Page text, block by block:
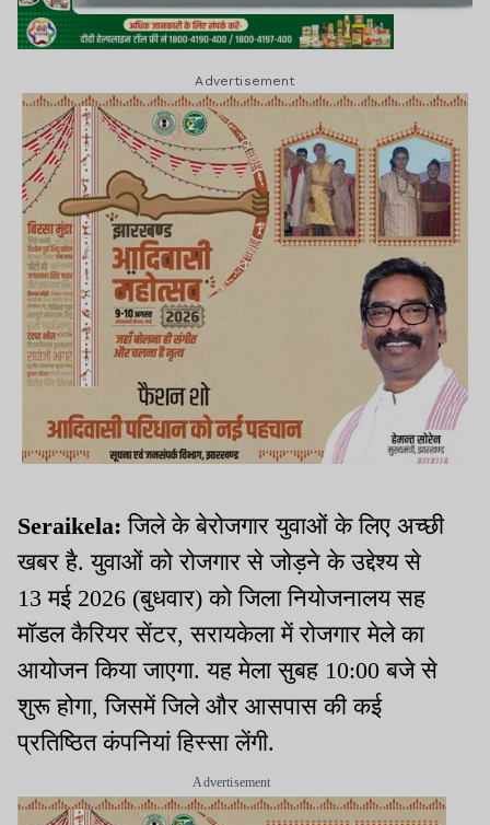
Advertisement
Seraikela:जिले के बेरोजगार युवाओं के लिए अच्छी
खबर है. युवाओं को रोजगार से जोड़ने के उद्देश्य से
13 मई 2026 (बुधवार) को जिला नियोजनालय सह
मॉडल कैरियर सेंटर, सरायकेला में रोजगार मेले का
आयोजन किया जाएगा. यह मेला सुबह 10:00 बजे से
शुरू होगा, जिसमें जिले और आसपास की कई
प्रतिष्ठित कंपनियां हिस्सा लेंगी.
Advertisement